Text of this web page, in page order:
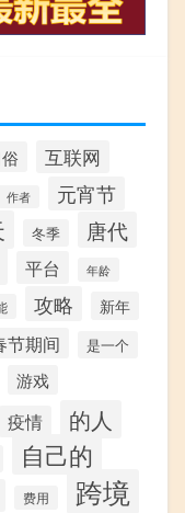
互联网
作者 元宵节
冬季 唐代
平台 年龄
攻略 新年
节期间 是一个
游戏
疫情 的人
自己的
费用 跨境